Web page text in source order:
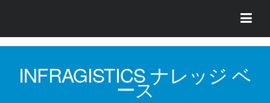
INFRAGISTICS ナレッジ ベ
ース